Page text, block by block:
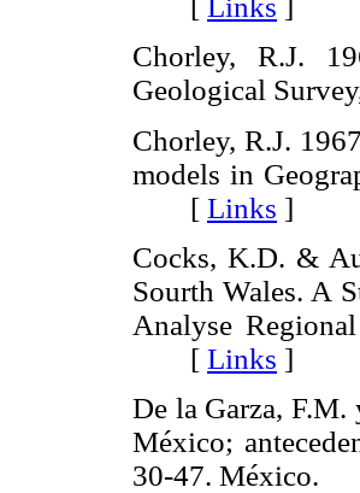
[ Links ]
Chorley, R.J.
Geological
Chorley, R.J.
models in
[ Links ]
Cocks, K.D. &
Sourth Wales. A
Analyse
[ Links ]
De la Garza,
México;
30-47.